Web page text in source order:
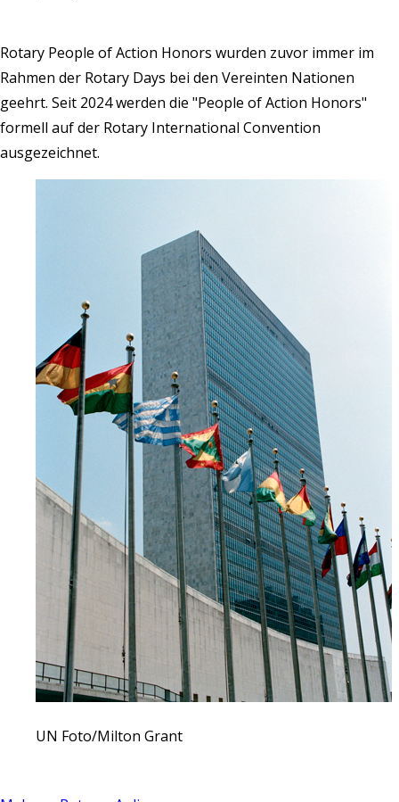
Rotary People of Action Honors wurden zuvor immer im
Rahmen der Rotary Days bei den Vereinten Nationen
geehrt. Seit 2024 werden die "People of Action Honors"
formell auf der Rotary International Convention
ausgezeichnet.
UN Foto/Milton Grant